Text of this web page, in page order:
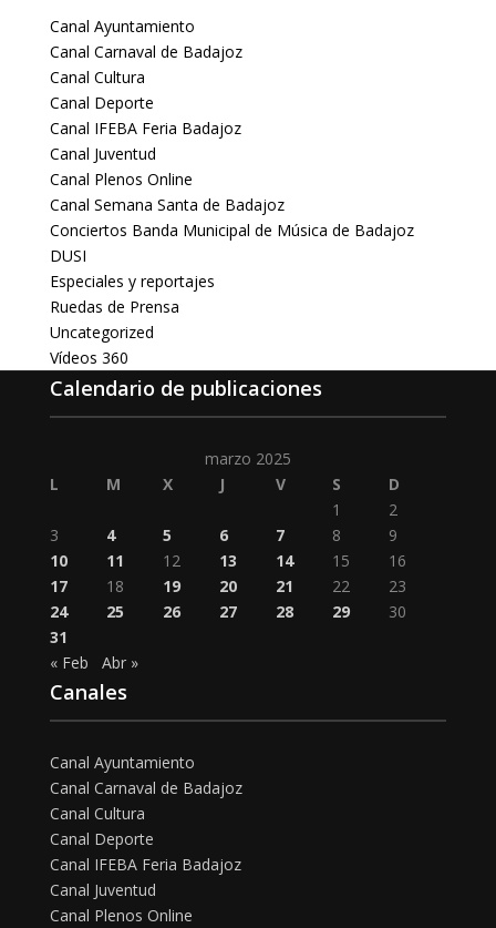
Canal Ayuntamiento
Canal Carnaval de Badajoz
Canal Cultura
Canal Deporte
Canal IFEBA Feria Badajoz
Canal Juventud
Canal Plenos Online
Canal Semana Santa de Badajoz
Conciertos Banda Municipal de Música de Badajoz
DUSI
Especiales y reportajes
Ruedas de Prensa
Uncategorized
Vídeos 360
Calendario de publicaciones
marzo 2025
L
M X J V S
D
1
2
3
4 5 6 7 8
9
10
11 12 13 14 15
16
17
18 19 20 21 22
23
24
25 26 27 28 29
30
31
« Feb
Abr »
Canales
Canal Ayuntamiento
Canal Carnaval de Badajoz
Canal Cultura
Canal Deporte
Canal IFEBA Feria Badajoz
Canal Juventud
Canal Plenos Online